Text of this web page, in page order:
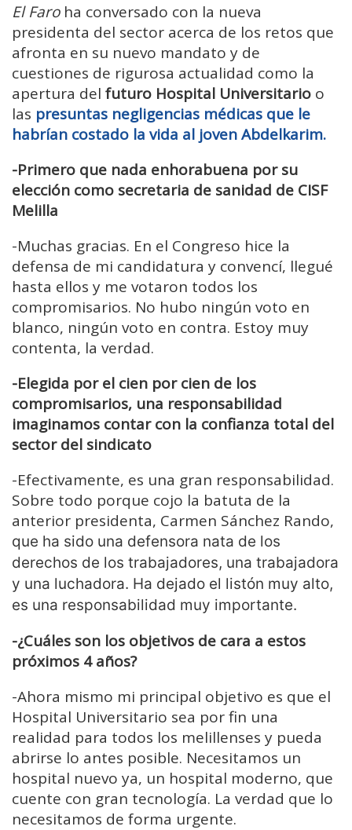
El Faroha conversado con la nueva
presidenta del sector acerca de los retos que
afronta en su nuevo mandato y de
cuestiones de rigurosa actualidad como la
apertura del futuro Hospital Universitario o
las presuntas negligencias médicas que le
habrían costado la vida al joven Abdelkarim.
-Primero que nada enhorabuena por su
elección como secretaria de sanidad de CISF
Melilla
-Muchas gracias. En el Congreso hice la
defensa de mi candidatura y convencí, llegué
hasta ellos y me votaron todos los
compromisarios. No hubo ningún voto en
blanco, ningún voto en contra. Estoy muy
contenta, la verdad.
-Elegida por el cien por cien de los
compromisarios, una responsabilidad
imaginamos contar con la confianza total del
sector del sindicato
-Efectivamente, es una gran responsabilidad.
Sobre todo porque cojo la batuta de la
anterior presidenta, Carmen Sánchez Rando,
que ha sido una defensora nata de los
derechos de los trabajadores, una trabajadora
y una luchadora. Ha dejado el listón muy alto,
es una responsabilidad muy importante.
-¿Cuáles son los objetivos de cara a estos
próximos 4 años?
-Ahora mismo mi principal objetivo es que el
Hospital Universitario sea por fin una
realidad para todos los melillenses y pueda
abrirse lo antes posible. Necesitamos un
hospital nuevo ya, un hospital moderno, que
cuente con gran tecnología. La verdad que lo
necesitamos de forma urgente.